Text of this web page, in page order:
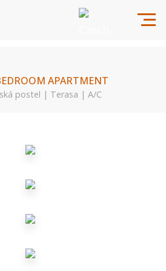
APARTMENT
postel | Terasa | A/C